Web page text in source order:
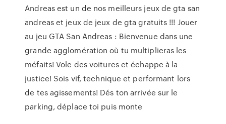
Andreas est un de nos meilleurs jeux de gta san
andreas et jeux de jeux de gta gratuits !!! Jouer
au jeu GTA San Andreas : Bienvenue dans une
grande agglomération où tu multiplieras les
méfaits! Vole des voitures et échappe à la
justice! Sois vif, technique et performant lors
de tes agissements! Dés ton arrivée sur le
parking, déplace toi puis monte